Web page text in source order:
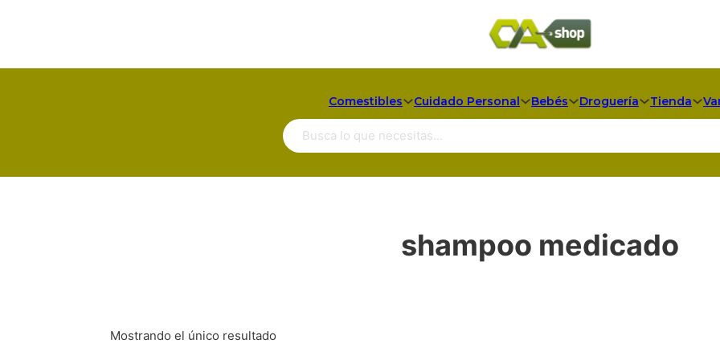
Comestibles Cuidado Personal Bebés Droguería Tienda
Buscar ...
shampoo medicado
Mostrando el único resultado